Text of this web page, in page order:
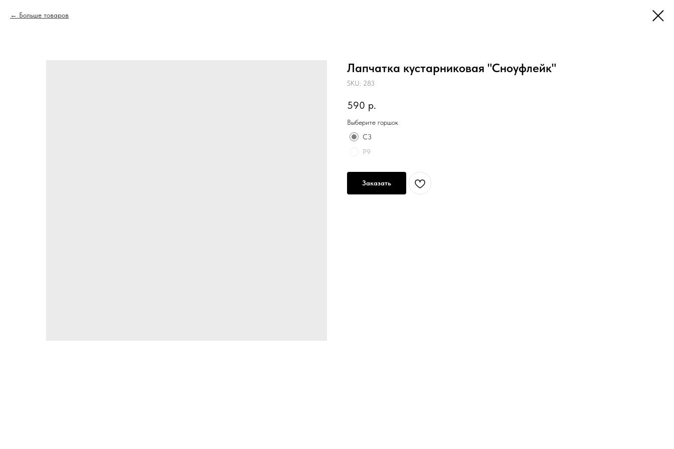
Больше товаров
Лапчатка кустарниковая "Сноуфлейк"
SKU: 283
590 р.
Выберите горшок
С3
Р9
Заказать